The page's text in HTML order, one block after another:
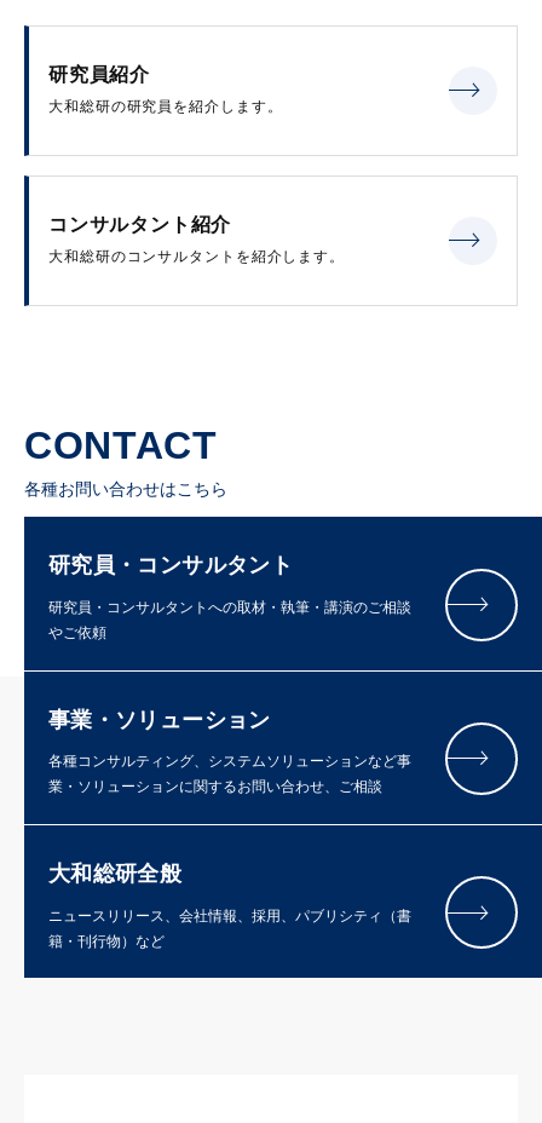
研究員紹介
大和総研の研究員を紹介します。
コンサルタント紹介
大和総研のコンサルタントを紹介します。
CONTACT
各種お問い合わせはこちら
研究員・コンサルタント
研究員・コンサルタントへの取材・執筆・講演のご相談
やご依頼
事業・ソリューション
各種コンサルティング、システムソリューションなど事
業・ソリューションに関するお問い合わせ、ご相談
大和総研全般
ニュースリリース、会社情報、採用、パブリシティ（書
籍・刊行物）など